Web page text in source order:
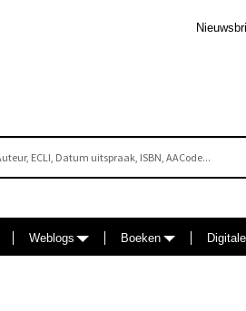
Weblogs Boeken